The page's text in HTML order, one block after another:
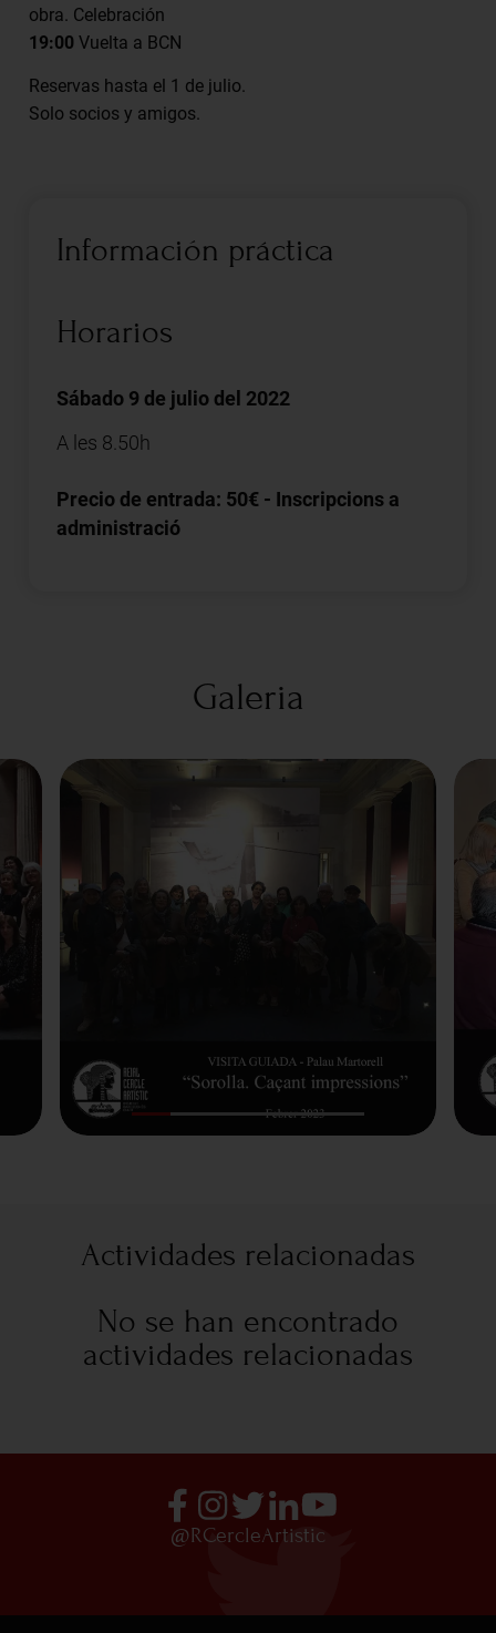
obra. Celebración
19:00 Vuelta a BCN
Reservas hasta el 1 de julio.
Solo socios y amigos.
Información práctica
Horarios
Sábado 9 de julio del 2022
A les 8.50h
Precio de entrada: 50€ - Inscripcions a
administració
Galeria
Actividades relacionadas
No se han encontrado
actividades relacionadas
@RCercleArtistic